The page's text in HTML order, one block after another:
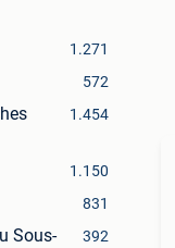
1.271
572
1.454
1.150
831
Sous-
392